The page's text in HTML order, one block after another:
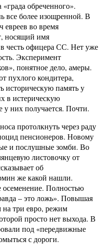
обреченного».
все более изощренной. В
евреев во время
носящий имя
честь офицера СС. Нет уже
Эксперимент
понятное дело, амеры.
пухлого кондитера,
историческую память у
в истерическую
у них получается. Почти.
протолкнуть через раду
пенсионеров. Новому
и послушные зомби. Во
листовочку от
об
же какой нашли.
осеменение. Полностью
– это ложь». Повышая
на три евро, режим
просто нет выхода. В
под «передвижные
с дороги.